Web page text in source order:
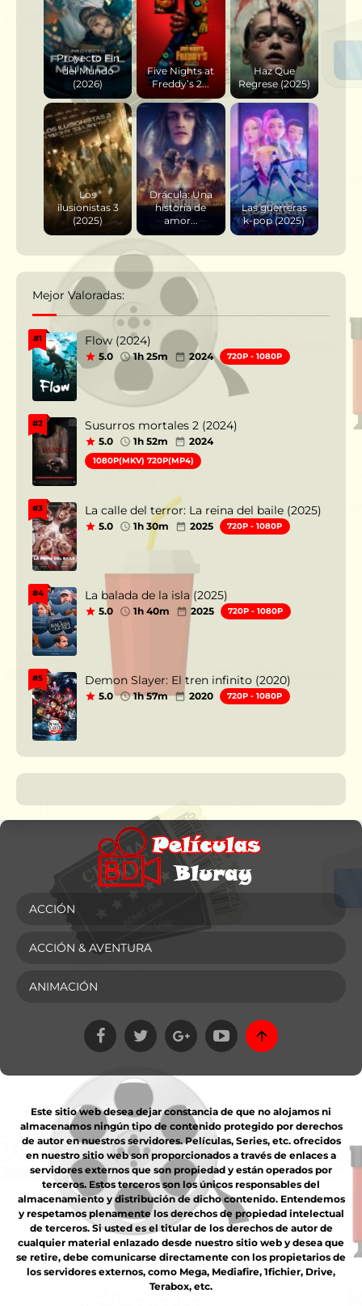
Proyecto Fin
del Mundo
(2026)
Five Nights at
Freddy’s 2...
Haz Que
Regrese (2025)
Los
ilusionistas 3
(2025)
Drácula: Una
historia de
amor...
Las guerreras
k-pop (2025)
Mejor Valoradas:
#1 Flow (2024)
5.0 1h 25m 2024 720P - 1080P
#2 Susurros mortales 2 (2024)
5.0 1h 52m 2024
1080P(MKV) 720P(MP4)
#3 La calle del terror: La reina del baile (2025)
5.0 1h 30m 2025 720P - 1080P
#4 La balada de la isla (2025)
5.0 1h 40m 2025 720P - 1080P
#5 Demon Slayer: El tren infinito (2020)
5.0 1h 57m 2020 720P - 1080P
ACCIÓN
ACCIÓN & AVENTURA
ANIMACIÓN
Este sitio web desea dejar constancia de que no alojamos ni
almacenamos ningún tipo de contenido protegido por derechos
de autor en nuestros servidores. Películas, Series, etc. ofrecidos
en nuestro sitio web son proporcionados a través de enlaces a
servidores externos que son propiedad y están operados por
terceros. Estos terceros son los únicos responsables del
almacenamiento y distribución de dicho contenido. Entendemos
y respetamos plenamente los derechos de propiedad intelectual
de terceros. Si usted es el titular de los derechos de autor de
cualquier material enlazado desde nuestro sitio web y desea que
se retire, debe comunicarse directamente con los propietarios de
los servidores externos, como Mega, Mediafire, 1fichier, Drive,
Terabox, etc.